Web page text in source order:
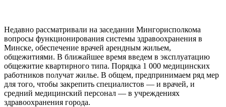
Недавно рассматривали на заседании Мингорисполкома
вопросы функционирования системы здравоохранения в
Минске, обеспечение врачей арендным жильем,
общежитиями. В ближайшее время введем в эксплуатацию
общежитие квартирного типа. Порядка 1 000 медицинских
работников получат жилье. В общем, предпринимаем ряд мер
для того, чтобы закрепить специалистов — и врачей, и
средний медицинский персонал — в учреждениях
здравоохранения города.